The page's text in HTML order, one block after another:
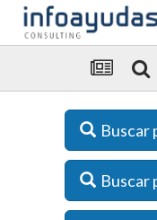
Buscar
Buscar